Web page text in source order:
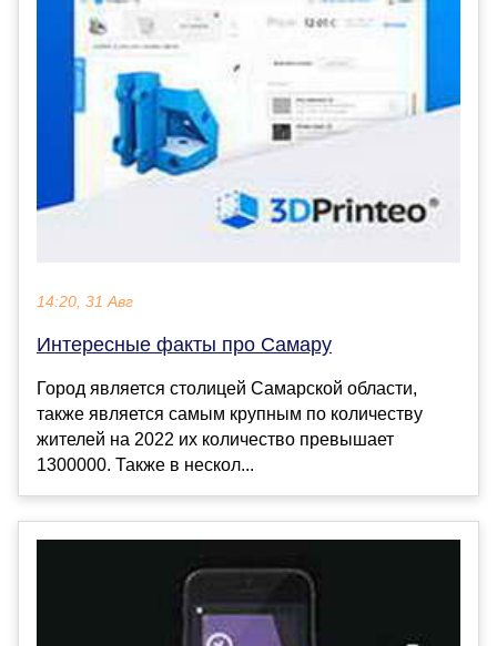
14:20, 31 Авг
Интересные факты про Самару
Город является столицей Самарской области,
также является самым крупным по количеству
жителей на 2022 их количество превышает
1300000. Также в нескол...